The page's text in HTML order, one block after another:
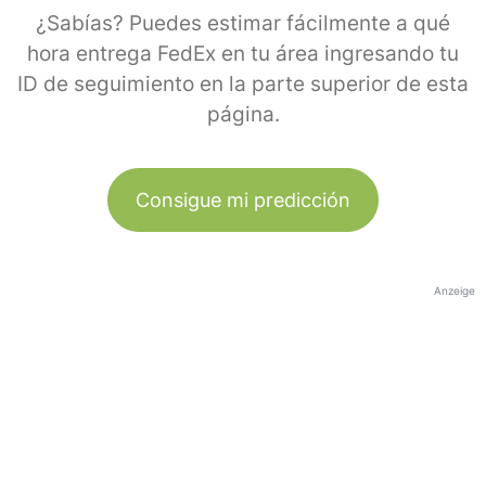
¿Sabías? Puedes estimar fácilmente a qué
hora entrega FedEx en tu área ingresando tu
ID de seguimiento en la parte superior de esta
página.
Consigue mi predicción
Anzeige